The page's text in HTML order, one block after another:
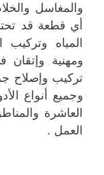
والمغاسل
أي قطعة قد
المياه وتركيب
ومهنية
تركيب وإصلاح
وجميع أنواع
العاشرة
العمل .